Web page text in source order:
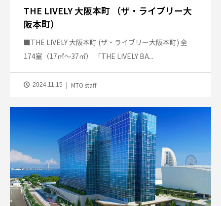
THE LIVELY 大阪本町 （ザ・ライブリー大
阪本町）
■THE LIVELY 大阪本町 (ザ・ライブリー大阪本町) 全
174室（17㎡～37㎡） 「THE LIVELY BA...
2024.11.15 MTO staff